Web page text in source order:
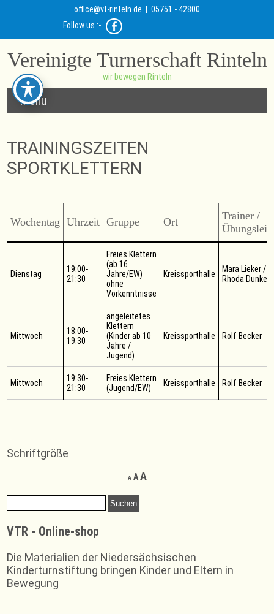
office@vt-rinteln.de | 05751 - 42800
Follow us :-
Vereinigte Turnerschaft Rinteln
wir bewegen Rinteln
Menu
TRAININGSZEITEN
SPORTKLETTERN
Wochentag Uhrzeit Gruppe Ort
Trainer /
Dienstag
19:00-
21:30
Freies Klettern
(ab 16
Jahre/EW)
ohne
Vorkenntnisse
Kreissporthalle
Mara Lieker /
Rhoda Dunkel
Mittwoch
18:00-
19:30
angeleitetes
Klettern
(Kinder ab 10
Jahre /
Jugend)
Kreissporthalle Rolf Becker
Mittwoch
19:30-
21:30
Freies Klettern
(Jugend/EW)
Kreissporthalle Rolf Becker
Schriftgröße
A
Decrease
font
AReset
size.
AIncrease
Suchen
nach:
VTR - Online-shop
Die Materialien der Niedersächsischen
Kinderturnstiftung bringen Kinder und Eltern in
Bewegung